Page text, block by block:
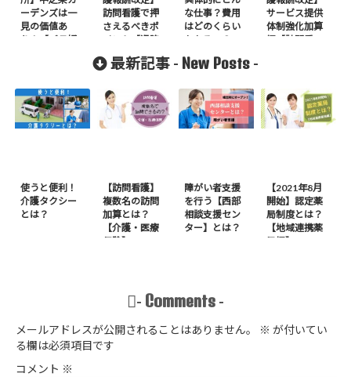
ーデンズは一
見の価値あ
り！【バラ好
訪問看護で押
さえるべきポ
イント【退院
当日の訪問看
護】
な仕事？費用
はどのくらい
かかるの？
サービス提供
体制強化加算
編【訪問看
最新記事 - New Posts -
使うと便利！
介護タクシー
とは？
【訪問看護】
複数名の訪問
加算とは？
【介護・医療
保険】
障がい者支援
を行う【西部
相談支援セン
ター】とは？
【2021年8月
開始】認定薬
局制度とは？
【地域連携薬
局編】
- Comments -
メールアドレスが公開されることはありません。 ※ が付いてい
る欄は必須項目です
コメント ※